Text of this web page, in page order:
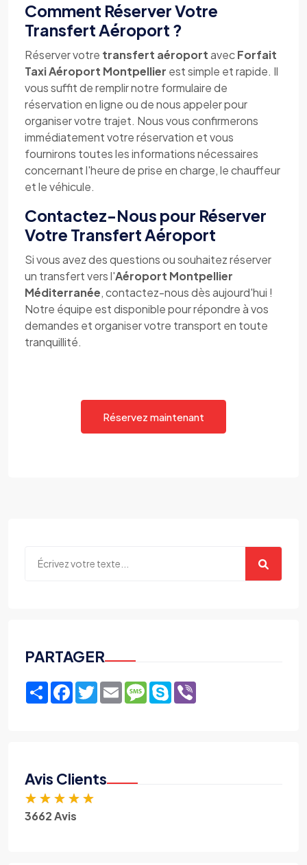
Comment Réserver Votre
Transfert Aéroport ?
Réserver votre transfert aéroportavecForfait
Taxi Aéroport Montpellier est simple et rapide. Il
vous suffit de remplir notre formulaire de
réservation en ligne ou de nous appeler pour
organiser votre trajet. Nous vous confirmerons
immédiatement votre réservation et vous
fournirons toutes les informations nécessaires
concernant l'heure de prise en charge, le chauffeur
et le véhicule.
Contactez-Nous pour Réserver
Votre Transfert Aéroport
Si vous avez des questions ou souhaitez réserver
un transfert vers l'Aéroport Montpellier
Méditerranée, contactez-nous dès aujourd'hui !
Notre équipe est disponible pour répondre à vos
demandes et organiser votre transport en toute
tranquillité.
Réservez maintenant
PARTAGER
ShareFacebook
TwitterEmailMessage
Skype
Avis Clients
★ ★ ★ ★ ★
3662 Avis